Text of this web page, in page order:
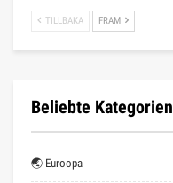
TILLBAKA FRAM
Beliebte Kategorien
🌏 Euroopa